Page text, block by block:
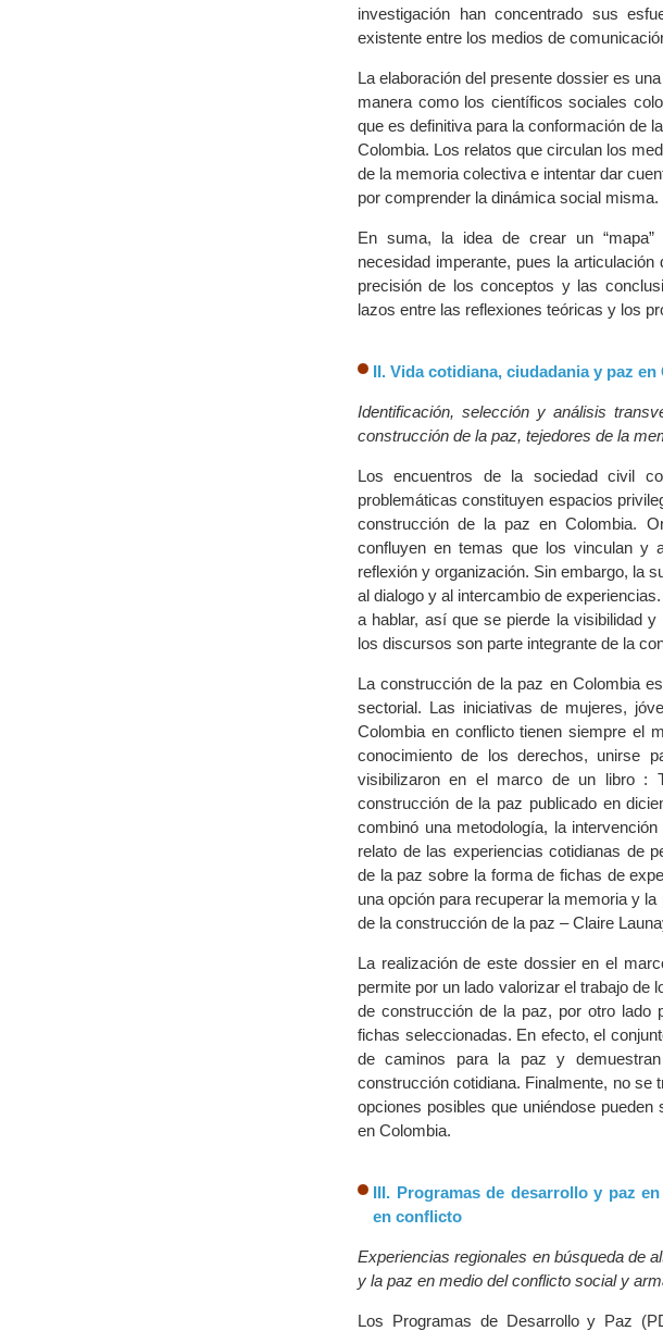
investigación han concentrado sus
existente entre los medios de
La elaboración del presente dossier es
manera como los científicos sociales
que es definitiva para la conformación de
Colombia. Los relatos que circulan los
de la memoria colectiva e intentar dar
por comprender la dinámica social misma.
En suma, la idea de crear un
necesidad imperante, pues la
precisión de los conceptos y las
lazos entre las reflexiones teóricas y los
II. Vida cotidiana, ciudadania y paz en
Identificación, selección y análisis
construcción de la paz, tejedores de la
Los encuentros de la sociedad civil
problemáticas constituyen espacios
construcción de la paz en Colombia.
confluyen en temas que los vinculan y
reflexión y organización. Sin embargo, la
al dialogo y al intercambio de
a hablar, así que se pierde la visibilidad
los discursos son parte integrante de la
La construcción de la paz en Colombia
sectorial. Las iniciativas de mujeres,
Colombia en conflicto tienen siempre el
conocimiento de los derechos, unirse
visibilizaron en el marco de un libro :
construcción de la paz publicado en
combinó una metodología, la
relato de las experiencias cotidianas de
de la paz sobre la forma de fichas de
una opción para recuperar la memoria y
de la construcción de la paz – Claire
La realización de este dossier en el
permite por un lado valorizar el trabajo de
de construcción de la paz, por otro lado
fichas seleccionadas. En efecto, el
de caminos para la paz y
construcción cotidiana. Finalmente, no se
opciones posibles que uniéndose
en Colombia.
III. Programas de desarrollo y paz
en conflicto
Experiencias regionales en búsqueda de
y la paz en medio del conflicto social y
Los Programas de Desarrollo y Paz